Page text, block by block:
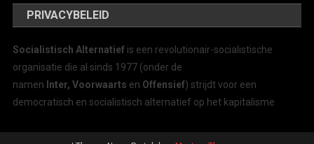
PRIVACYBELEID
Socialistisch Alternatief is een revolutionair-socialistische
organisatie die al sinds 1977 (onder de
namen Inter, Voorwaarts en Offensief) strijdt voor een
democratisch en socialistisch alternatief op het kapitalisme